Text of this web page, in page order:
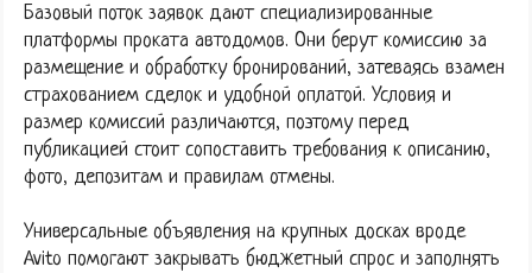
Базовый поток заявок дают специализированные
платформы проката автодомов. Они берут комиссию за
размещение и обработку бронирований, затеваясь взамен
страхованием сделок и удобной оплатой. Условия и
размер комиссий различаются, поэтому перед
публикацией стоит сопоставить требования к описанию,
фото, депозитам и правилам отмены.
Универсальные объявления на крупных досках вроде
Avito помогают закрывать бюджетный спрос и заполнять